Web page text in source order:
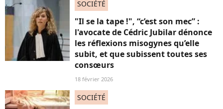
SOCIÉTÉ
"Il se la tape !", “c’est son mec” :
l'avocate de Cédric Jubilar dénonce
les réflexions misogynes qu’elle
subit, et que subissent toutes ses
consœurs
18 février 2026
SOCIÉTÉ